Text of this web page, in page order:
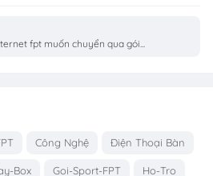
fpt muốn chuyển qua gói...
Công Nghệ Điện Thoại Bàn
Box Goi-Sport-FPT Ho-Tro